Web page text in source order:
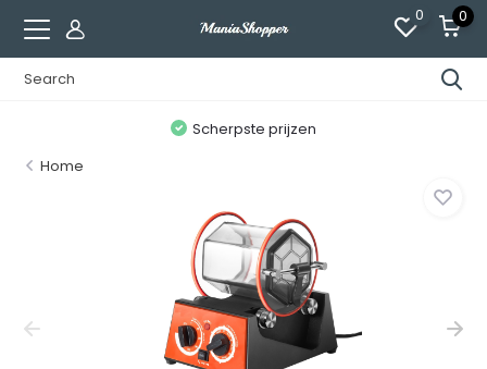
0 0
Scherpste prijzen
Home